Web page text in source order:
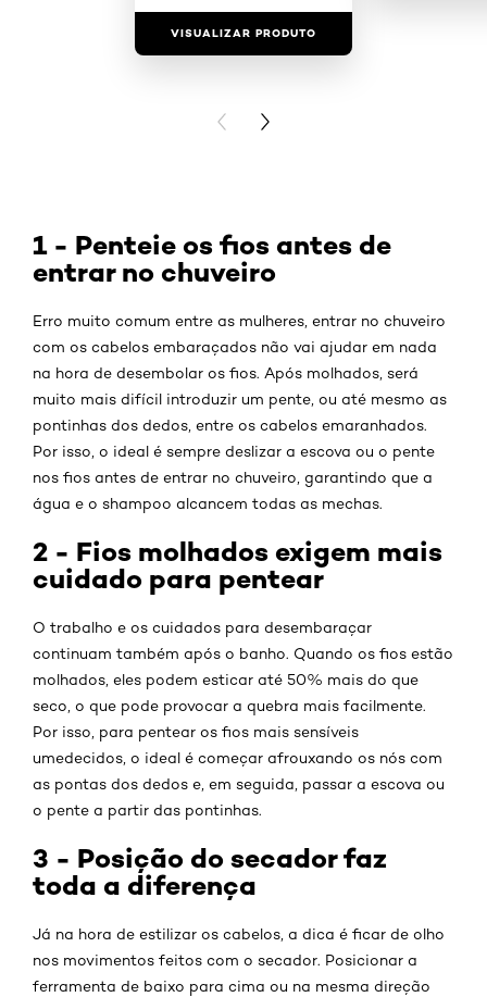
VISUALIZAR PRODUTO
PREVIOUS CARD
NEXT CARD
1 - Penteie os fios antes de
entrar no chuveiro
Erro muito comum entre as mulheres, entrar no chuveiro
com os cabelos embaraçados não vai ajudar em nada
na hora de desembolar os fios. Após molhados, será
muito mais difícil introduzir um pente, ou até mesmo as
pontinhas dos dedos, entre os cabelos emaranhados.
Por isso, o ideal é sempre deslizar a escova ou o pente
nos fios antes de entrar no chuveiro, garantindo que a
água e o shampoo alcancem todas as mechas.
2 - Fios molhados exigem mais
cuidado para pentear
O trabalho e os cuidados para desembaraçar
continuam também após o banho. Quando os fios estão
molhados, eles podem esticar até 50% mais do que
seco, o que pode provocar a quebra mais facilmente.
Por isso, para pentear os fios mais sensíveis
umedecidos, o ideal é começar afrouxando os nós com
as pontas dos dedos e, em seguida, passar a escova ou
o pente a partir das pontinhas.
3 - Posição do secador faz
toda a diferença
Já na hora de estilizar os cabelos, a dica é ficar de olho
nos movimentos feitos com o secador. Posicionar a
ferramenta de baixo para cima ou na mesma direção